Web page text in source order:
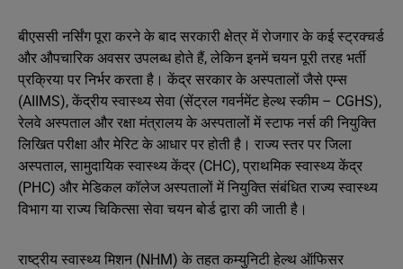
बीएससी नर्सिंग पूरा करने के बाद सरकारी क्षेत्र में रोजगार के कई स्ट्रक्चर्ड
और औपचारिक अवसर उपलब्ध होते हैं, लेकिन इनमें चयन पूरी तरह भर्ती
प्रक्रिया पर निर्भर करता है। केंद्र सरकार के अस्पतालों जैसे एम्स
(AIIMS), केंद्रीय स्वास्थ्य सेवा (सेंट्रल गवर्नमेंट हेल्थ स्कीम – CGHS),
रेलवे अस्पताल और रक्षा मंत्रालय के अस्पतालों में स्टाफ नर्स की नियुक्ति
लिखित परीक्षा और मेरिट के आधार पर होती है। राज्य स्तर पर जिला
अस्पताल, सामुदायिक स्वास्थ्य केंद्र (CHC), प्राथमिक स्वास्थ्य केंद्र
(PHC) और मेडिकल कॉलेज अस्पतालों में नियुक्ति संबंधित राज्य स्वास्थ्य
विभाग या राज्य चिकित्सा सेवा चयन बोर्ड द्वारा की जाती है।
राष्ट्रीय स्वास्थ्य मिशन (NHM) के तहत कम्युनिटी हेल्थ ऑफिसर